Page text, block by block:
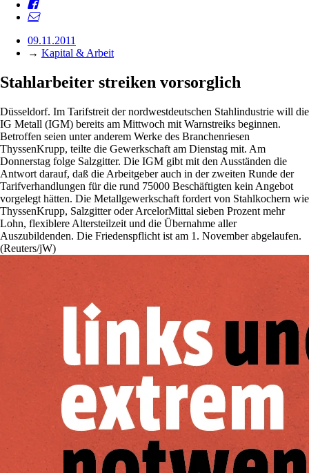
09.11.2011
→ Kapital & Arbeit
Stahlarbeiter streiken vorsorglich
Düsseldorf. Im Tarifstreit der nordwestdeutschen Stahlindustrie will die
IG Metall (IGM) bereits am Mittwoch mit Warnstreiks beginnen.
Betroffen seien unter anderem Werke des Branchenriesen
ThyssenKrupp, teilte die Gewerkschaft am Dienstag mit. Am
Donnerstag folge Salzgitter. Die IGM gibt mit den Ausständen die
Antwort darauf, daß die Arbeitgeber auch in der zweiten Runde der
Tarifverhandlungen für die rund 75000 Beschäftigten kein Angebot
vorgelegt hätten. Die Metallgewerkschaft fordert von Stahlkochern wie
ThyssenKrupp, Salzgitter oder ArcelorMittal sieben Prozent mehr
Lohn, flexiblere Altersteilzeit und die Übernahme aller
Auszubildenden. Die Friedenspflicht ist am 1. November abgelaufen.
(Reuters/jW)